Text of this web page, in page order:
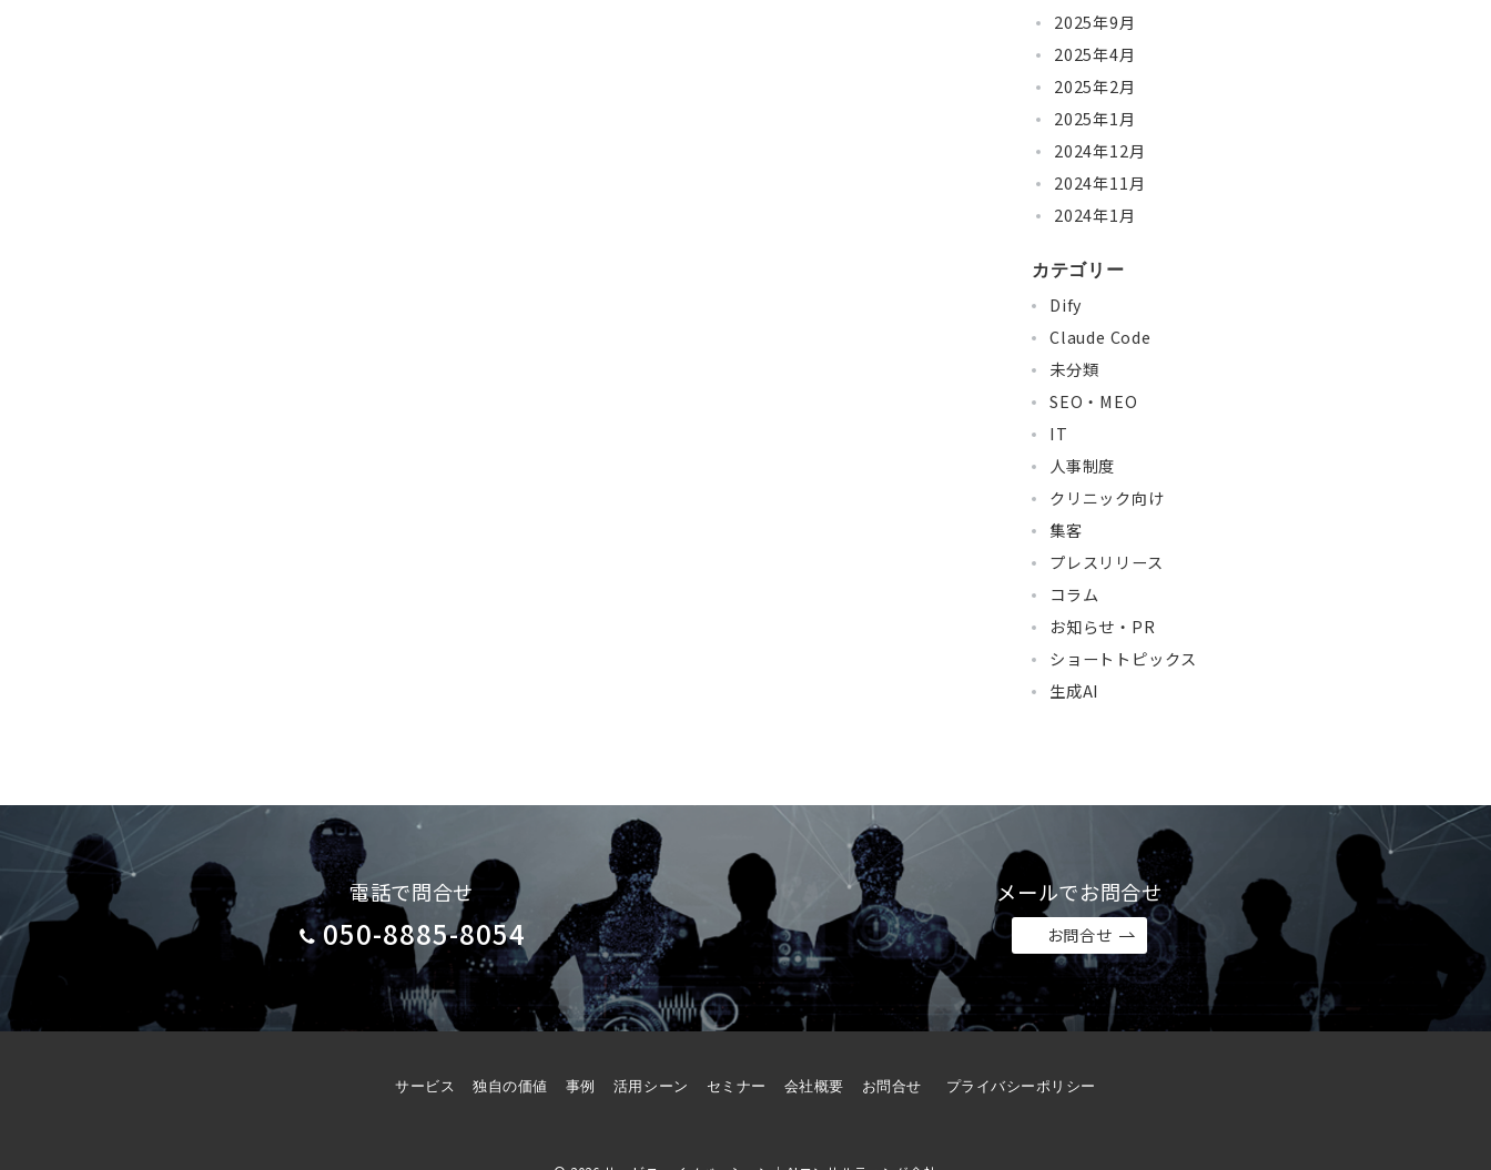
2025年9月
2025年4月
2025年2月
2025年1月
2024年12月
2024年11月
2024年1月
カテゴリー
Dify
Claude Code
未分類
SEO・MEO
IT
人事制度
クリニック向け
集客
プレスリリース
コラム
お知らせ・PR
ショートトピックス
生成AI
電話で問合せ
050-8885-8054
メールでお問合せ
お問合せ
サービス 独自の価値 事例 活用シーン セミナー 会社概要 お問合せ プライバシーポリシー